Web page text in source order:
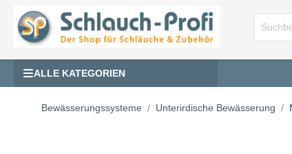
ALLE KATEGORIEN
Bewässerungssysteme Unterirdische Bewässerung